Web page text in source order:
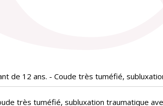
de 12 ans. - Coude très tuméfié,
très tuméfié, subluxation traumatique